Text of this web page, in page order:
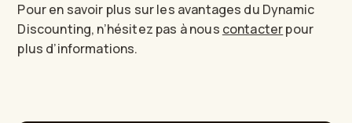
Pour en savoir plus sur les avantages du Dynamic
Discounting, n’hésitez pas à nous contacterpour
plus d’informations.